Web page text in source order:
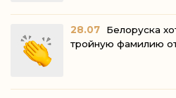
28.07
Белоруска
тройную фамилию